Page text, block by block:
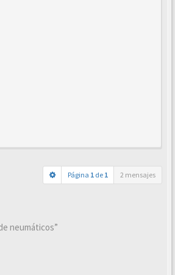
Página 1 de 1 2 mensajes
neumáticos”